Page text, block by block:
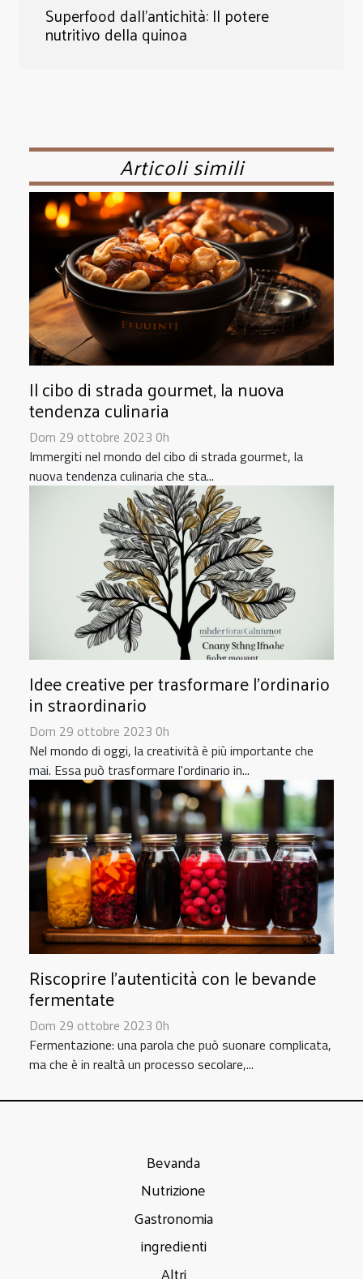
Superfood dall'antichità: Il potere
nutritivo della quinoa
Articoli simili
Il cibo di strada gourmet, la nuova
tendenza culinaria
Dom 29 ottobre 2023 0h
Immergiti nel mondo del cibo di strada gourmet, la
nuova tendenza culinaria che sta...
Idee creative per trasformare l'ordinario
in straordinario
Dom 29 ottobre 2023 0h
Nel mondo di oggi, la creatività è più importante che
mai. Essa può trasformare l'ordinario in...
Riscoprire l'autenticità con le bevande
fermentate
Dom 29 ottobre 2023 0h
Fermentazione: una parola che può suonare complicata,
ma che è in realtà un processo secolare,...
Bevanda
Nutrizione
Gastronomia
ingredienti
Altri